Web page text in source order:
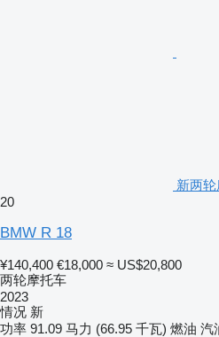
新两
20
BMW R 18
¥140,400 €18,000 ≈ US$20,800
两轮摩托车
2023
情况 新
功率 91.09 马力 (66.95 千瓦) 燃油 汽